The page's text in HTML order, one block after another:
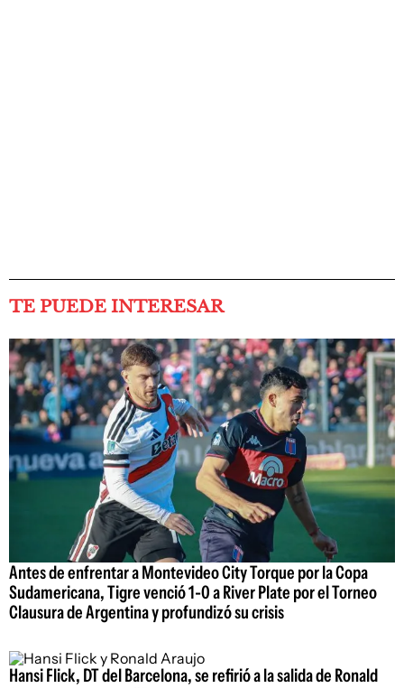
TE PUEDE INTERESAR
Antes de enfrentar a Montevideo City Torque por la Copa
Sudamericana, Tigre venció 1-0 a River Plate por el Torneo
Clausura de Argentina y profundizó su crisis
Hansi Flick, DT del Barcelona, se refirió a la salida de Ronald